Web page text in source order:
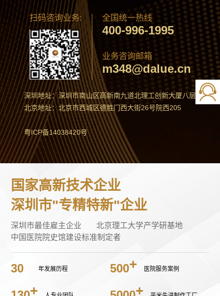
扫码咨询业务: 全国统一热线
400-996-1995
业务咨询邮箱
m348@dalue.cn
深圳地址：深圳市南山区高新南九道北理工创新大厦八层
北京地址：北京市西城区德胜门西大街26号院西205
粤ICP备14038420号
国家高新技术企业
深圳市"专精特新"企业
深圳市最佳雇主企业
北京理工大学产学研基地
中国医院院史馆建设标准制定者
30 年发展历程 500 医院服务案例